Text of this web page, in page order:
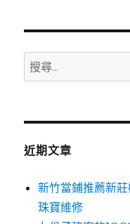
搜
尋
鍵
近期文章
新竹當鋪推薦新
珠寶維修